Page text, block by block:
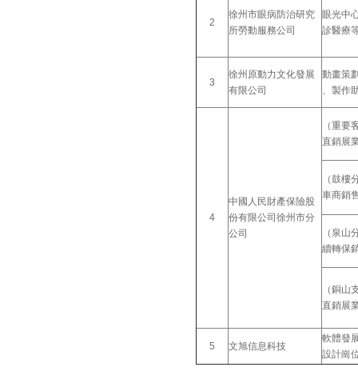
2
徐州市眼病防治研究
所勞動服務公司
眼光中
診醫療
3
徐州原動力文化發展
有限公司
動畫策
、製作
4
中國人民財產保險股
份有限公司徐州市分
公司
（重要
直銷展
（鼓樓
車商銷
（泉山
續轉保
（銅山
直銷展
5 文旭信息科技
軟體發
設計崗